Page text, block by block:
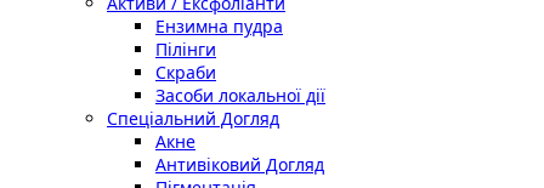
Ензимна пудра
Пілінги
Скраби
Засоби локальної дії
Спеціальний Догляд
Акне
Антивіковий Догляд